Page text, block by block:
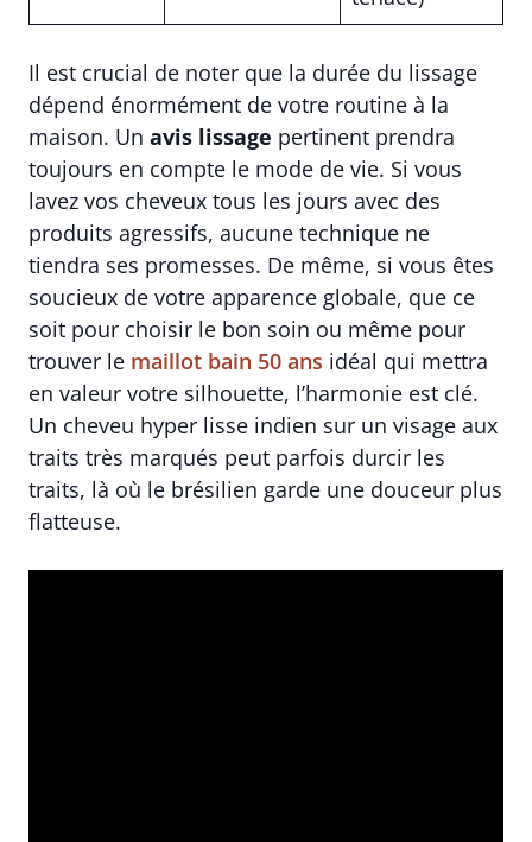
Il est crucial de noter que la durée du lissage
dépend énormément de votre routine à la
maison. Un avis lissage pertinent prendra
toujours en compte le mode de vie. Si vous
lavez vos cheveux tous les jours avec des
produits agressifs, aucune technique ne
tiendra ses promesses. De même, si vous êtes
soucieux de votre apparence globale, que ce
soit pour choisir le bon soin ou même pour
trouver le maillot bain 50 ans idéal qui mettra
en valeur votre silhouette, l’harmonie est clé.
Un cheveu hyper lisse indien sur un visage aux
traits très marqués peut parfois durcir les
traits, là où le brésilien garde une douceur plus
flatteuse.